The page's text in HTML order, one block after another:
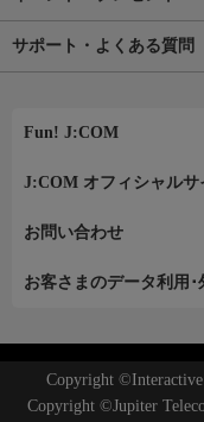
サポート・よくある質問
Fun! J:COM
J:COM オフィシャルサ
お問い合わせ
お客さまのデータ利用･
Copyright
Copyright ©Jupiter